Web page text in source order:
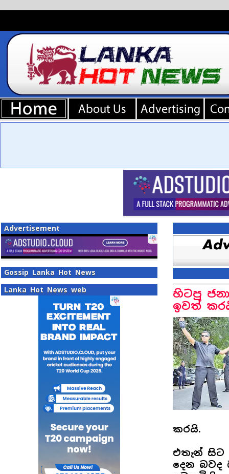
Advertisement
Gossip Lanka Hot News
Lanka Hot News web
හිටපු
ඉවත්
කරයි.
එතැන්
දෙන බවද